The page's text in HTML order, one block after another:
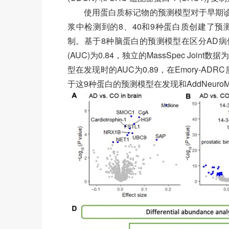
使用蛋白质标记物的预测模型对于早期
浆中检测到的8、40和9种蛋白质创建了
制。基于8种脑蛋白的预测模型在区分AD
(AUC)为0.84，独立的MassSpec Joint数据
型在发现时的AUC为0.89，在Emory-
于这9种蛋白的预测模型在发现和